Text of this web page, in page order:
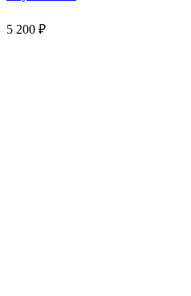
5 200 ₽